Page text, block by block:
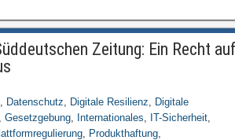
Zeitung: Ein Recht auf
, Datenschutz, Digitale Resilienz, Digitale
, Gesetzgebung, Internationales, IT-Sicherheit,
, Produkthaftung,